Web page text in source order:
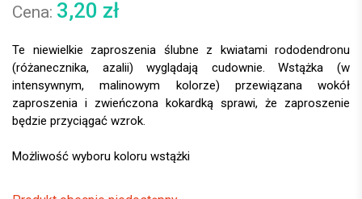
3,20 zł
Te niewielkie zaproszenia ślubne z kwiatami rododendronu
(różanecznika, azalii) wyglądają cudownie. Wstążka (w
intensywnym, malinowym kolorze) przewiązana wokół
zaproszenia i zwieńczona kokardką sprawi, że zaproszenie
będzie przyciągać wzrok.